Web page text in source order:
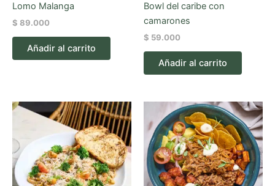
Lomo Malanga
$ 89.000
Añadir al carrito
Bowl del caribe con
camarones
$ 59.000
Añadir al carrito